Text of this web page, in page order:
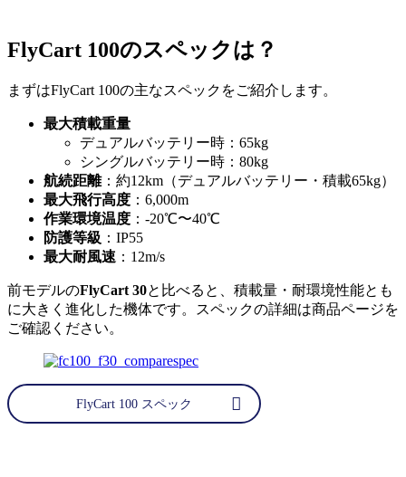
FlyCart 100のスペックは？
まずはFlyCart 100の主なスペックをご紹介します。
最大積載重量
デュアルバッテリー時：65kg
シングルバッテリー時：80kg
航続距離：約12km（デュアルバッテリー・積載65kg）
最大飛行高度 ：6,000m
作業環境温度 ：-20℃〜40℃
防護等級 ：IP55
最大耐風速 ：12m/s
前モデルのFlyCart 30と比べると、積載量・耐環境性能とも
に大きく進化した機体です。スペックの詳細は商品ページを
ご確認ください。
FlyCart 100 スペック